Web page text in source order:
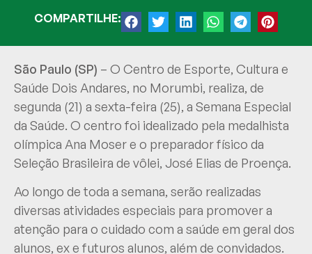
COMPARTILHE:
São Paulo (SP) – O Centro de Esporte, Cultura e
Saúde Dois Andares, no Morumbi, realiza, de
segunda (21) a sexta-feira (25), a Semana Especial
da Saúde. O centro foi idealizado pela medalhista
olímpica Ana Moser e o preparador físico da
Seleção Brasileira de vôlei, José Elias de Proença.
Ao longo de toda a semana, serão realizadas
diversas atividades especiais para promover a
atenção para o cuidado com a saúde em geral dos
alunos, ex e futuros alunos, além de convidados.